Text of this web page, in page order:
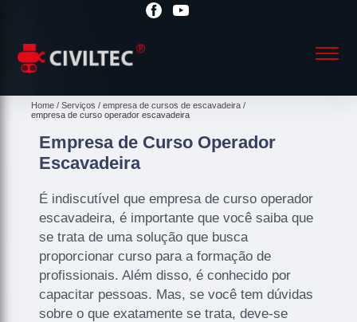
Home Serviços
empresa de cursos de escavadeira
empresa de curso operador escavadeira
Empresa de Curso Operador
Escavadeira
É indiscutível que empresa de curso operador
escavadeira, é importante que você saiba que
se trata de uma solução que busca
proporcionar curso para a formação de
profissionais. Além disso, é conhecido por
capacitar pessoas. Mas, se você tem dúvidas
sobre o que exatamente se trata, deve-se